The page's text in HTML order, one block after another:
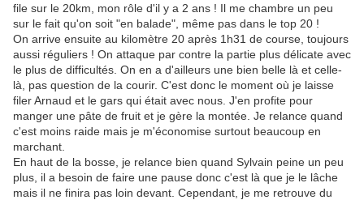
file sur le 20km, mon rôle d'il y a 2 ans ! Il me chambre un peu
sur le fait qu'on soit "en balade", même pas dans le top 20 !
On arrive ensuite au kilomètre 20 après 1h31 de course, toujours
aussi réguliers ! On attaque par contre la partie plus délicate avec
le plus de difficultés. On en a d'ailleurs une bien belle là et celle-
là, pas question de la courir. C'est donc le moment où je laisse
filer Arnaud et le gars qui était avec nous. J'en profite pour
manger une pâte de fruit et je gère la montée. Je relance quand
c'est moins raide mais je m'économise surtout beaucoup en
marchant.
En haut de la bosse, je relance bien quand Sylvain peine un peu
plus, il a besoin de faire une pause donc c'est là que je le lâche
mais il ne finira pas loin devant. Cependant, je me retrouve du